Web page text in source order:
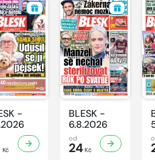
-
Kč
BLESK -
6.8.2026
od
24Kč